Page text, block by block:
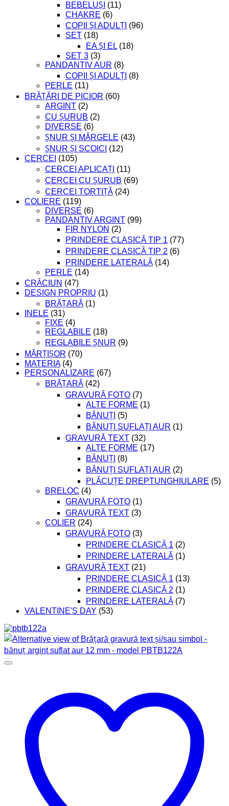
BEBELUȘI (11)
CHAKRE (6)
COPII ȘI ADULȚI (96)
SET (18)
EA ȘI EL (18)
SET 3 (3)
PANDANTIV AUR (8)
COPII ȘI ADULȚI (8)
PERLE (11)
BRĂȚĂRI DE PICIOR (60)
ARGINT (2)
CU ȘURUB (2)
DIVERSE (6)
ȘNUR ȘI MĂRGELE (43)
ȘNUR ȘI SCOICI (12)
CERCEI (105)
CERCEI APLICAȚI (11)
CERCEI CU ȘURUB (69)
CERCEI TORTIȚĂ (24)
COLIERE (119)
DIVERSE (6)
PANDANTIV ARGINT (99)
FIR NYLON (2)
PRINDERE CLASICĂ TIP 1 (77)
PRINDERE CLASICĂ TIP 2 (6)
PRINDERE LATERALĂ (14)
PERLE (14)
CRĂCIUN (47)
DESIGN PROPRIU (1)
BRĂȚARĂ (1)
INELE (31)
FIXE (4)
REGLABILE (18)
REGLABILE ȘNUR (9)
MĂRȚIȘOR (70)
MATERIA (4)
PERSONALIZARE (67)
BRĂȚARĂ (42)
GRAVURĂ FOTO (7)
ALTE FORME (1)
BĂNUȚI (5)
BĂNUȚI SUFLAȚI AUR (1)
GRAVURĂ TEXT (32)
ALTE FORME (17)
BĂNUȚI (8)
BĂNUȚI SUFLAȚI AUR (2)
PLĂCUȚE DREPTUNGHIULARE (5)
BRELOC (4)
GRAVURĂ FOTO (1)
GRAVURĂ TEXT (3)
COLIER (24)
GRAVURĂ FOTO (3)
PRINDERE CLASICĂ 1 (2)
PRINDERE LATERALĂ (1)
GRAVURĂ TEXT (21)
PRINDERE CLASICĂ 1 (13)
PRINDERE CLASICĂ 2 (1)
PRINDERE LATERALĂ (7)
VALENTINE'S DAY (53)